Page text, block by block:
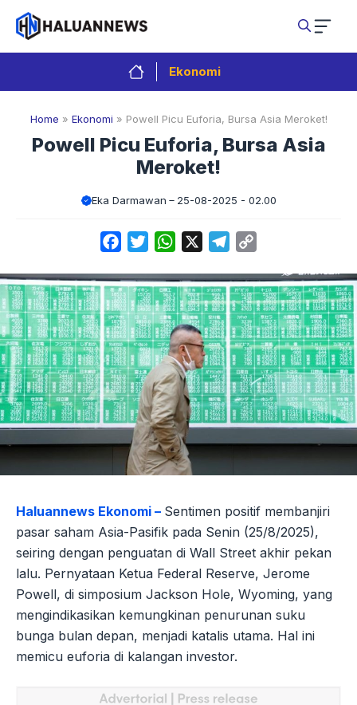
Langsung
isi
Ekonomi
Home » Ekonomi » Powell Picu Euforia, Bursa Asia Meroket!
Powell Picu Euforia, Bursa Asia
Meroket!
Eka Darmawan 25-08-2025 - 02.00
FacebookTwitterWhatsApp Telegram
Haluannews Ekonomi – Sentimen positif membanjiri
pasar saham Asia-Pasifik pada Senin (25/8/2025),
seiring dengan penguatan di Wall Street akhir pekan
lalu. Pernyataan Ketua Federal Reserve, Jerome
Powell, di simposium Jackson Hole, Wyoming, yang
mengindikasikan kemungkinan penurunan suku
bunga bulan depan, menjadi katalis utama. Hal ini
memicu euforia di kalangan investor.